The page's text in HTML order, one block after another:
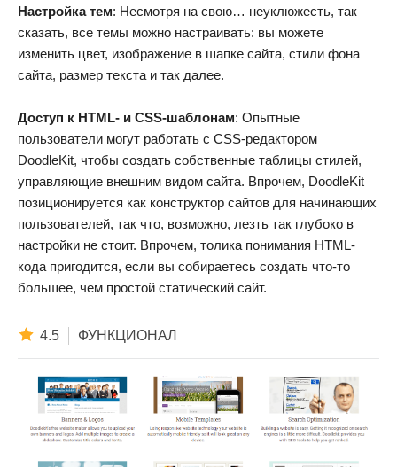
Настройка тем: Несмотря на свою… неуклюжесть, так
сказать, все темы можно настраивать: вы можете
изменить цвет, изображение в шапке сайта, стили фона
сайта, размер текста и так далее.
Доступ к HTML- и CSS-шаблонам: Опытные
пользователи могут работать с CSS-редактором
DoodleKit, чтобы создать собственные таблицы стилей,
управляющие внешним видом сайта. Впрочем, DoodleKit
позиционируется как конструктор сайтов для начинающих
пользователей, так что, возможно, лезть так глубоко в
настройки не стоит. Впрочем, толика понимания HTML-
кода пригодится, если вы собираетесь создать что-то
большее, чем простой статический сайт.
4.5 ФУНКЦИОНАЛ